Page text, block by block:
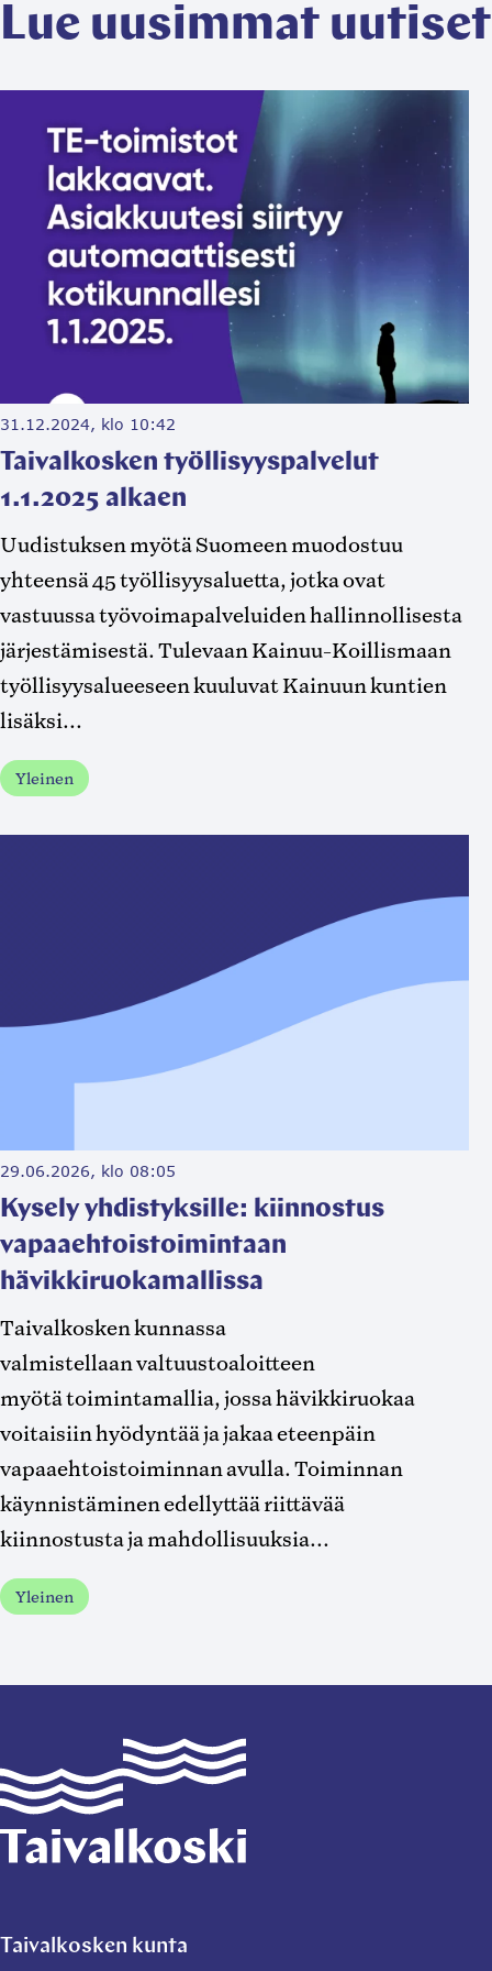
katkoksia-
Lue uusimmat uutiset
31.12.2024, klo 10:42
Taivalkosken työllisyyspalvelut
1.1.2025 alkaen
Uudistuksen myötä Suomeen muodostuu
yhteensä 45 työllisyysaluetta, jotka ovat
vastuussa työvoimapalveluiden hallinnollisesta
järjestämisestä. Tulevaan Kainuu-Koillismaan
työllisyysalueeseen kuuluvat Kainuun kuntien
lisäksi...
Yleinen
29.06.2026, klo 08:05
Kysely yhdistyksille: kiinnostus
vapaaehtoistoimintaan
hävikkiruokamallissa
Taivalkosken kunnassa
valmistellaan valtuustoaloitteen
myötä toimintamallia, jossa hävikkiruokaa
voitaisiin hyödyntää ja jakaa eteenpäin
vapaaehtoistoiminnan avulla. Toiminnan
käynnistäminen edellyttää riittävää
kiinnostusta ja mahdollisuuksia...
Yleinen
Taivalkosken kunta